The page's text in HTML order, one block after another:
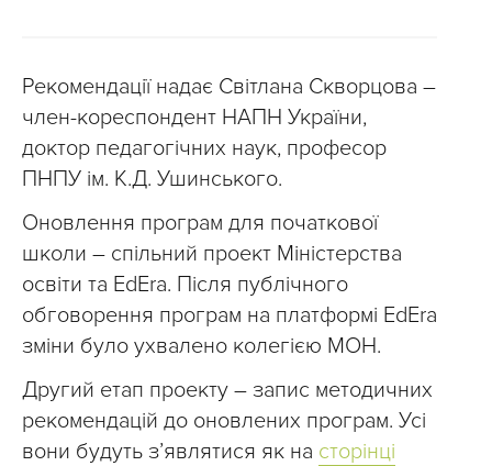
Рекомендації надає Світлана Скворцова –
член-кореспондент НАПН України,
доктор педагогічних наук, професор
ПНПУ ім. К.Д. Ушинського.
Оновлення програм для початкової
школи – спільний проект Міністерства
освіти та EdEra. Після публічного
обговорення програм на платформі EdEra
зміни було ухвалено колегією МОН.
Другий етап проекту – запис методичних
рекомендацій до оновлених програм. Усі
вони будуть з’являтися як на сторінці